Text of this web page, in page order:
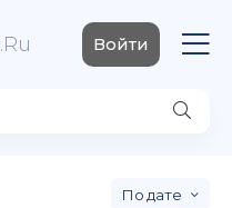
.Ru Войти
дате